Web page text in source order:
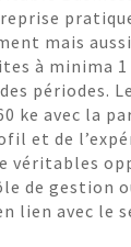
mais
à minima 1
périodes.
ke avec la
et de
véritables
de gestion
lien avec le